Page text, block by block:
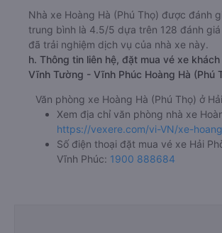
Nhà xe Hoàng Hà (Phú Thọ) được đánh
trung bình là 4.5/5 dựa trên 128 đánh
đã trải nghiệm dịch vụ của nhà xe này.
h. Thông tin liên hệ, đặt mua vé xe
Vĩnh Tường - Vĩnh Phúc Hoàng Hà (Phú
Văn phòng xe Hoàng Hà (Phú Thọ) ở
Xem địa chỉ văn phòng nhà xe
https://vexere.com/vi-VN/xe-
Số điện thoại đặt mua vé xe Hải
Vĩnh Phúc: 1900 888684